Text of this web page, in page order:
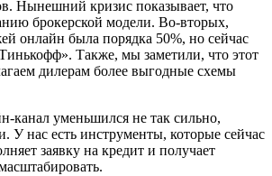
Нынешний кризис показывает, что
брокерской модели. Во-вторых,
онлайн была порядка 50%, но сейчас
Также, мы заметили, что этот
дилерам более выгодные схемы
канал уменьшился не так сильно,
У нас есть инструменты, которые сейчас
заявку на кредит и получает